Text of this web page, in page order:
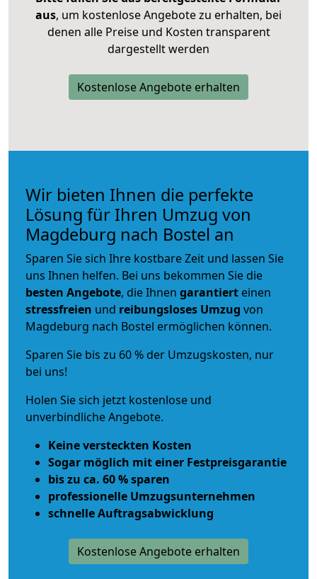
aus, um kostenlose Angebote zu erhalten, bei
denen alle Preise und Kosten transparent
dargestellt werden
Kostenlose Angebote erhalten
Wir bieten Ihnen die perfekte
Lösung für Ihren Umzug von
Magdeburg nach Bostel an
Sparen Sie sich Ihre kostbare Zeit und lassen Sie
uns Ihnen helfen. Bei uns bekommen Sie die
besten Angebote, die Ihnen garantiert einen
stressfreien und reibungsloses Umzug von
Magdeburg nach Bostel ermöglichen können.
Sparen Sie bis zu 60 % der Umzugskosten, nur
bei uns!
Holen Sie sich jetzt kostenlose und
unverbindliche Angebote.
Keine versteckten Kosten
Sogar möglich mit einer Festpreisgarantie
bis zu ca. 60 % sparen
professionelle Umzugsunternehmen
schnelle Auftragsabwicklung
Kostenlose Angebote erhalten